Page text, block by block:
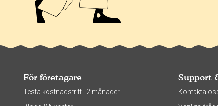
För företagare
Testa kostnadsfritt i 2 månader
Support
Kontakta